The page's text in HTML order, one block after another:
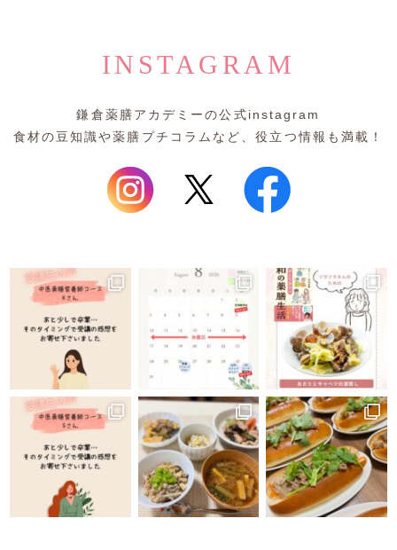
INSTAGRAM
鎌倉薬膳アカデミーの公式instagram
食材の豆知識や薬膳プチコラムなど、役立つ情報も満載！